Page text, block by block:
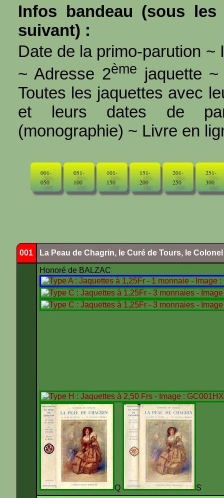
Infos bandeau (sous
suivant) :
Date de la primo-parution ~
~ Adresse 2ème jaquette
Toutes les jaquettes avec
et leurs dates de
(monographie) ~ Livre en
001-
050
051-
100
101-
150
151-
200
201-
250
251-
300
001 La Peau de Chagrin, le Curé de Tours, le
Honoré de BALZAC
Q S